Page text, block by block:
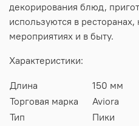
декорирования блюд,
используются в
мероприятиях и в быту.
Характеристики:
Длина
150 мм
Торговая марка
Aviora
Тип
Пики